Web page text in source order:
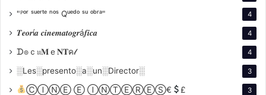
"ᴾᵒʳ ˢᵘᵉʳᵗᵉ ⁿᵒˢ Qᵘᵉᵈᵒ ˢᵘ ᵒᵇʳᵃ" 4
𝑻𝒆𝒐𝒓í𝒂 𝒄𝒊𝒏𝒆𝒎𝒂𝒕𝒐𝒈𝒓á𝒇𝒊𝒄𝒂 4
ᗪ๏ｃ𝔲𝐌ｅ𝐍𝐓ค𝓁 4
░Les░presento░a░un░Director░ 3
ⒸⒾⓃⒺ Ⓔ ⒾⓃⓉⒺⓇⒺⓈ€ £ 3